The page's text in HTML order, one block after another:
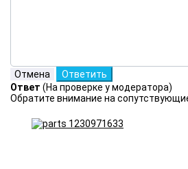
Ответ (На проверке у модератора)
Обратите внимание на